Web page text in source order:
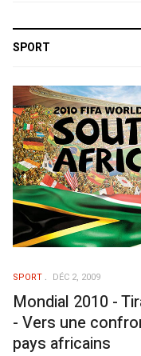
SPORT
SPORT DÉC 2, 2009
Mondial 2010 -
- Vers une
pays africains